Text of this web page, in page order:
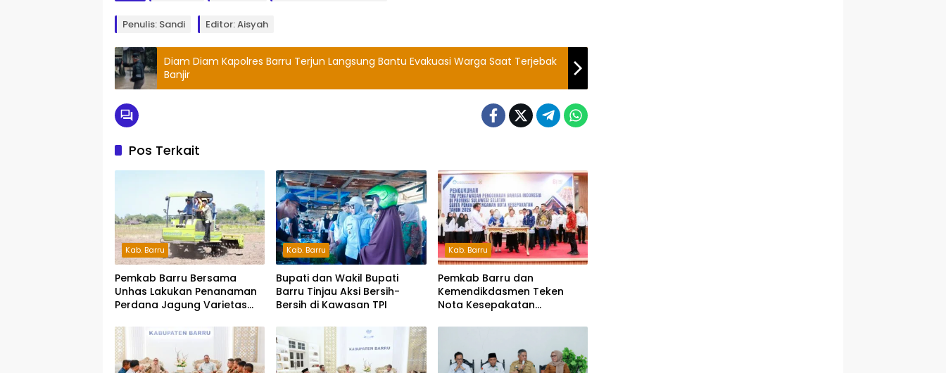
Penulis: Sandi Editor: Aisyah
Diam Diam Kapolres Barru Terjun Langsung Bantu Evakuasi Warga Saat Terjebak
Banjir
Pos Terkait
Kab. Barru
Pemkab Barru Bersama
Unhas Lakukan Penanaman
Perdana Jagung Varietas
Kab. Barru
Bupati dan Wakil Bupati
Barru Tinjau Aksi Bersih-
Bersih di Kawasan TPI
Kab. Barru
Pemkab Barru dan
Kemendikdasmen Teken
Nota Kesepakatan
Indonesia dan Bahasa